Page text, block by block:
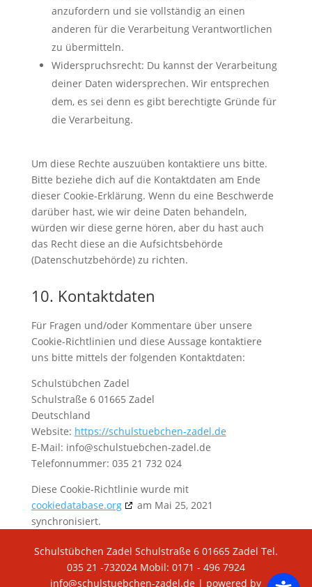
anzufordern und sie vollständig an einen
anderen für die Verarbeitung Verantwortlichen
zu übermitteln.
Widerspruchsrecht: Du kannst der Verarbeitung
deiner Daten widersprechen. Wir entsprechen
dem, es sei denn es gibt berechtigte Gründe für
die Verarbeitung.
Um diese Rechte auszuüben kontaktiere uns bitte.
Bitte beziehe dich auf die Kontaktdaten am Ende
dieser Cookie-Erklärung. Wenn du eine Beschwerde
darüber hast, wie wir deine Daten behandeln,
würden wir diese gerne hören, aber du hast auch
das Recht diese an die Aufsichtsbehörde
(Datenschutzbehörde) zu richten.
10. Kontaktdaten
Für Fragen und/oder Kommentare über unsere
Cookie-Richtlinien und diese Aussage kontaktiere
uns bitte mittels der folgenden Kontaktdaten:
Schulstübchen Zadel
Schulstraße 6 01665 Zadel
Deutschland
Website: https://schulstuebchen-zadel.de
E-Mail: info@schulstuebchen-zadel.de
Telefonnummer: 035 21 732 024
Diese Cookie-Richtlinie wurde mit
cookiedatabase.org
am Mai 25, 2021
synchronisiert.
Schulstübchen Zadel Schulstraße 6 01665 Zadel Tel.
035 21 -732024 Mobil: 0171 - 496 7924
info@schulstuebchen-zadel.de | powered by